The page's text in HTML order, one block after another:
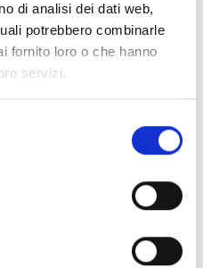
di analisi dei dati web,
potrebbero combinarle
fornito loro o che hanno
servizi.
- Materials
testing - Materials(6)